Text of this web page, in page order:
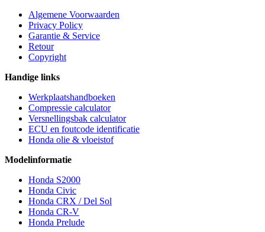
Algemene Voorwaarden
Privacy Policy
Garantie & Service
Retour
Copyright
Handige links
Werkplaatshandboeken
Compressie calculator
Versnellingsbak calculator
ECU en foutcode identificatie
Honda olie & vloeistof
Modelinformatie
Honda S2000
Honda Civic
Honda CRX / Del Sol
Honda CR-V
Honda Prelude